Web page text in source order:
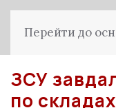
Перейти до
ЗСУ
по